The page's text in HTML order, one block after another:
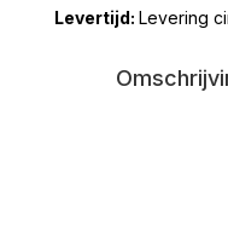
aantal
Levering